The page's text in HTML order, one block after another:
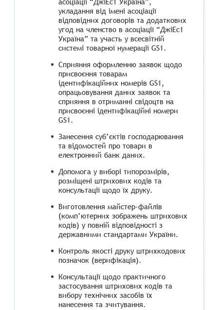
укладання від імені асоціації
відповідних договорів та додаткових
угод на членство в асоціації “ДжіЕс1
Україна” та участь у всесвітній
системі товарної нумерації GS1.
Сприяння оформленню заявок щодо
присвоєння товарам
ідентифікаційних номерів GS1,
опрацьовування даних заявок та
сприяння в отриманні свідоцтв на
присвоєнні ідентифікаційні номери
GS1.
Занесення суб’єктів господарювання
та відомостей про товари в
електронний банк даних.
Допомога у виборі типорозмірів,
розміщені штрихових кодів та
консультації щодо їх друку.
Виготовлення майстер-файлів
(комп’ютерних зображень штрихових
кодів) у повній відповідності з
державними стандартами України.
Контроль якості друку штрихкодових
позначок (верифікація).
Консультації щодо практичного
застосування штрихових кодів та
вибору технічних засобів їх
нанесення та зчитування.